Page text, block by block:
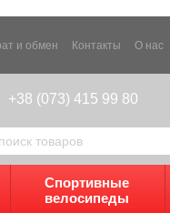
и обмен Контакты О нас
+38 (073) 415 99 80
Спортивные
велосипеды